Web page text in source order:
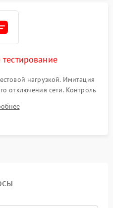
нагрузкой. Имитация
отключения сети. Контроль
температурного режима и
выходного сигнала.